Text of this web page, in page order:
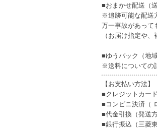
■おまかせ配送（送
※追跡可能な配送
万一事故があって
（お届け指定や
■ゆうパック（地
※送料についての
【お支払い方法】
■クレジットカー
■コンビニ決済（
■代金引換（発送
■銀行振込（三菱